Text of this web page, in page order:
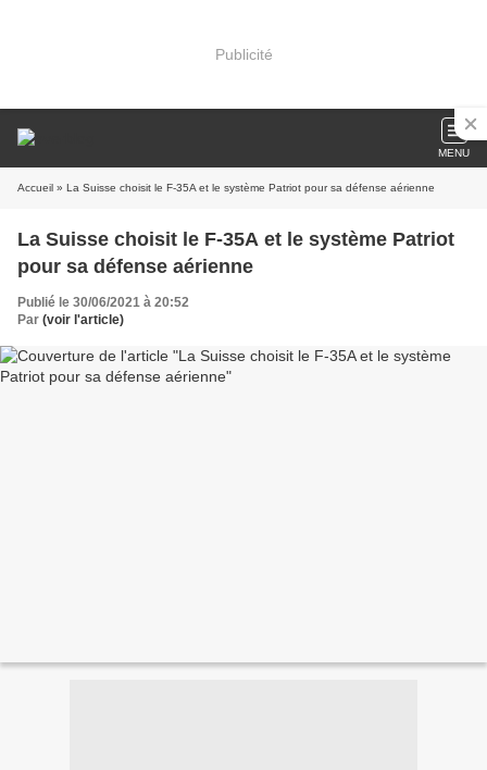
Publicité
MENU
Accueil » La Suisse choisit le F-35A et le système Patriot pour sa défense aérienne
La Suisse choisit le F-35A et le système Patriot
pour sa défense aérienne
Publié le 30/06/2021 à 20:52
Par (voir l'article)